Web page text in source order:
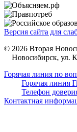
Версия сайта для
© 2026 Вторая
Новосибирск, ул.
Горячая линия по
Горячая линия
Телефон
Контактная